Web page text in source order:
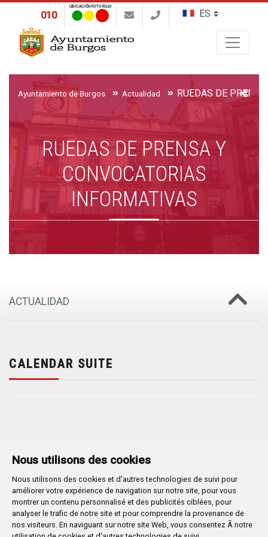
Nous utilisons des cookies
Nous utilisons des cookies et d'autres technologies de suivi pour
améliorer votre expérience de navigation sur notre site, pour vous
montrer un contenu personnalisé et des publicités ciblées, pour
analyser le trafic de notre site et pour comprendre la provenance de
nos visiteurs. En naviguant sur notre site Web, vous consentez Ã notre
010
UBICACIÓN FOTO ROJO
Ayuntamiento de Burgos Actualidad
RUEDAS DE PRENSA Y
CONVOCATORIAS
INFORMATIVAS
ACTUALIDAD
CALENDAR SUITE
Plaza Mayor 1- 09071BURGOS
947 288 800 CIF: P-0906100-C
CONTACTO | AVISOS, QUEJAS Y SUGERENCIAS
CANAL DE DENUNCIAS
MAPA WEB AVISO LEGAL